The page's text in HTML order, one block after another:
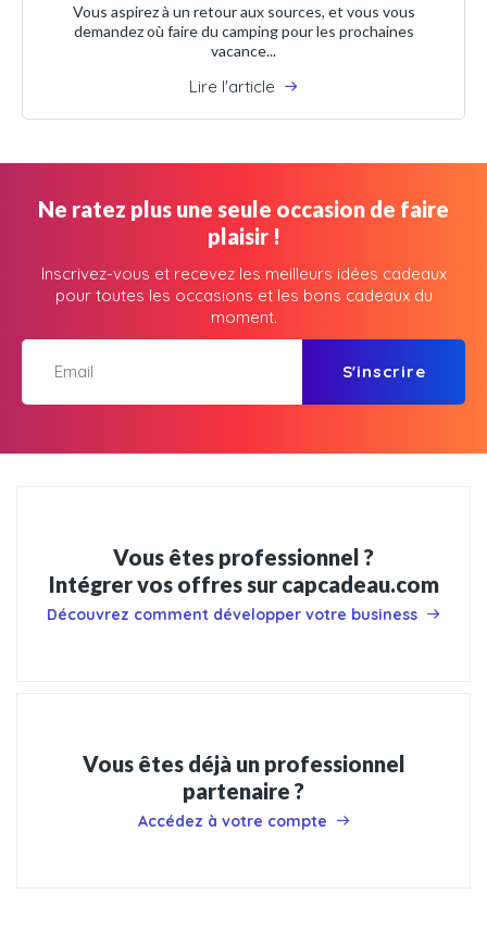
Vous aspirez à un retour aux sources, et vous vous
demandez où faire du camping pour les prochaines
vacance...
Lire l'article
Ne ratez plus une seule occasion de faire
plaisir !
Inscrivez-vous et recevez les meilleurs idées cadeaux
pour toutes les occasions et les bons cadeaux du
moment.
S'inscrire
Vous êtes professionnel ?
Intégrer vos offres sur capcadeau.com
Découvrez comment développer votre business
Vous êtes déjà un professionnel
partenaire ?
Accédez à votre compte